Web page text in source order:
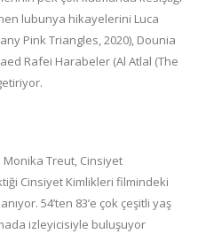
lubunya hikayelerini Luca
Pink Triangles, 2020), Dounia
Rafei Harabeler (Al Atlal (The
Treut, Cinsiyet
Cinsiyet Kimlikleri filmindeki
54’ten 83’e çok çeşitli yaş
izleyicisiyle buluşuyor